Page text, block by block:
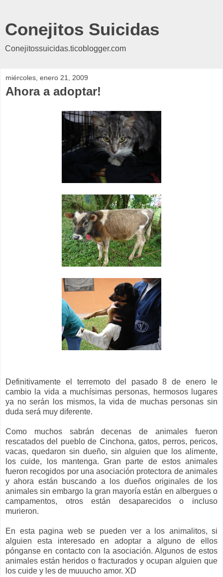
Conejitos Suicidas
Conejitossuicidas.ticoblogger.com
miércoles, enero 21, 2009
Ahora a adoptar!
Definitivamente el terremoto del pasado 8 de enero le
cambio la vida a muchísimas personas, hermosos lugares
ya no serán los mismos, la vida de muchas personas sin
duda será muy diferente.
Como muchos sabrán decenas de animales fueron
rescatados del pueblo de Cinchona, gatos, perros, pericos,
vacas, quedaron sin dueño, sin alguien que los alimente,
los cuide, los mantenga. Gran parte de estos animales
fueron recogidos por una asociación protectora de animales
y ahora están buscando a los dueños originales de los
animales sin embargo la gran mayoría están en albergues o
campamentos, otros están desaparecidos o incluso
murieron.
En esta pagina web se pueden ver a los animalitos, si
alguien esta interesado en adoptar a alguno de ellos
pónganse en contacto con la asociación. Algunos de estos
animales están heridos o fracturados y ocupan alguien que
los cuide y les de muuucho amor. XD